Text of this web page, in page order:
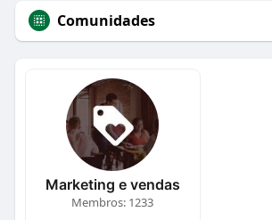
Comunidades
Marketing e vendas
Membros: 1233